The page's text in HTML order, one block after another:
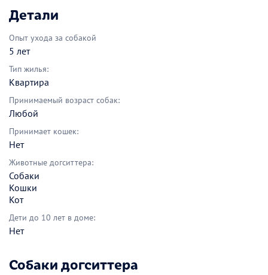
Детали
Опыт ухода за собакой
5 лет
Тип жилья:
Квартира
Принимаемый возраст собак:
Любой
Принимает кошек:
Нет
Животные догситтера:
Собаки
Кошки
Кот
Дети до 10 лет в доме:
Нет
Собаки догситтера